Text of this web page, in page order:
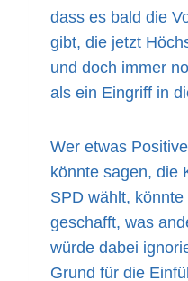
dass es bald die
gibt, die jetzt
und doch immer
als ein Eingriff in
Wer etwas
könnte sagen, die
SPD wählt,
geschafft, was
würde dabei
Grund für die